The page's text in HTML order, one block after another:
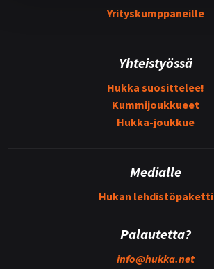
Yrityskumppaneille
Yhteistyössä
Hukka suosittelee!
Kummijoukkueet
Hukka-joukkue
Medialle
Hukan lehdistöpaketti
Palautetta?
info@hukka.net